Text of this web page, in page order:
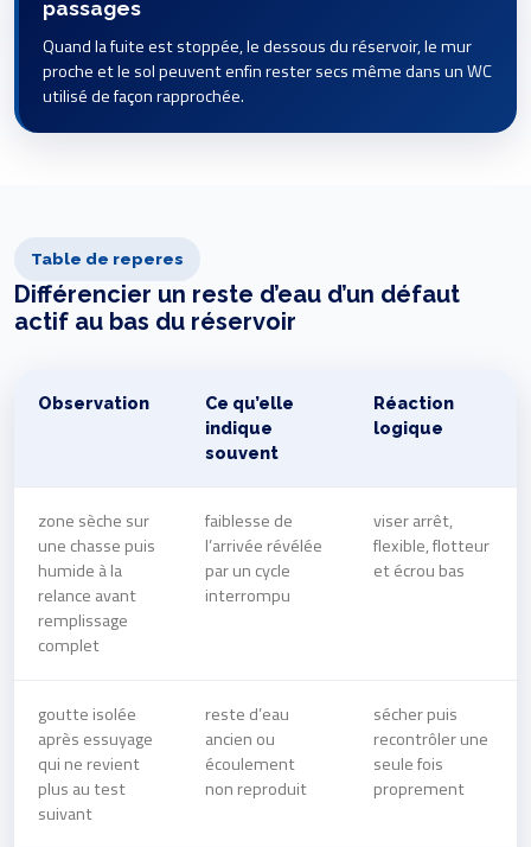
passages
Quand la fuite est stoppée, le dessous du réservoir, le mur
proche et le sol peuvent enfin rester secs même dans un WC
utilisé de façon rapprochée.
Table de reperes
Différencier un reste d’eau d’un défaut
actif au bas du réservoir
Observation
Ce qu’elle
indique
souvent
Réaction
logique
zone sèche sur
une chasse puis
humide à la
relance avant
remplissage
complet
faiblesse de
l’arrivée révélée
par un cycle
interrompu
viser arrêt,
flexible, flotteur
et écrou bas
goutte isolée
après essuyage
qui ne revient
plus au test
suivant
reste d’eau
ancien ou
écoulement
non reproduit
sécher puis
recontrôler une
seule fois
proprement